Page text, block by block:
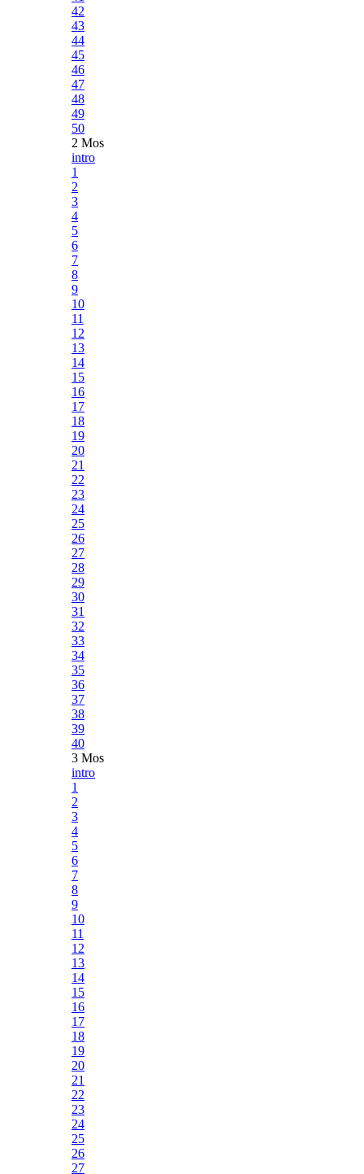
42
43
44
45
46
47
48
49
50
2 Mos
intro
1
2
3
4
5
6
7
8
9
10
11
12
13
14
15
16
17
18
19
20
21
22
23
24
25
26
27
28
29
30
31
32
33
34
35
36
37
38
39
40
3 Mos
intro
1
2
3
4
5
6
7
8
9
10
11
12
13
14
15
16
17
18
19
20
21
22
23
24
25
26
27